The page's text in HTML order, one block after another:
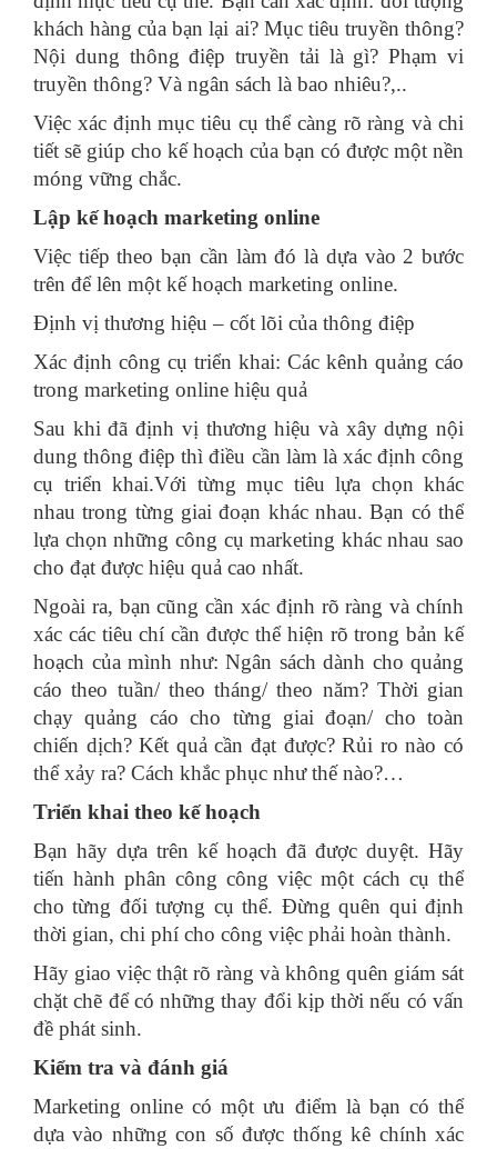
khách hàng của bạn lại ai? Mục tiêu truyền thông?
Nội dung thông điệp truyền tải là gì? Phạm vi
truyền thông? Và ngân sách là bao nhiêu?,..
Việc xác định mục tiêu cụ thể càng rõ ràng và chi
tiết sẽ giúp cho kế hoạch của bạn có được một nền
móng vững chắc.
Lập kế hoạch marketing online
Việc tiếp theo bạn cần làm đó là dựa vào 2 bước
trên để lên một kế hoạch marketing online.
Định vị thương hiệu – cốt lõi của thông điệp
Xác định công cụ triển khai: Các kênh quảng cáo
trong marketing online hiệu quả
Sau khi đã định vị thương hiệu và xây dựng nội
dung thông điệp thì điều cần làm là xác định công
cụ triển khai.Với từng mục tiêu lựa chọn khác
nhau trong từng giai đoạn khác nhau. Bạn có thể
lựa chọn những công cụ marketing khác nhau sao
cho đạt được hiệu quả cao nhất.
Ngoài ra, bạn cũng cần xác định rõ ràng và chính
xác các tiêu chí cần được thể hiện rõ trong bản kế
hoạch của mình như: Ngân sách dành cho quảng
cáo theo tuần/ theo tháng/ theo năm? Thời gian
chạy quảng cáo cho từng giai đoạn/ cho toàn
chiến dịch? Kết quả cần đạt được? Rủi ro nào có
thể xảy ra? Cách khắc phục như thế nào?…
Triển khai theo kế hoạch
Bạn hãy dựa trên kế hoạch đã được duyệt. Hãy
tiến hành phân công công việc một cách cụ thể
cho từng đối tượng cụ thể. Đừng quên qui định
thời gian, chi phí cho công việc phải hoàn thành.
Hãy giao việc thật rõ ràng và không quên giám sát
chặt chẽ để có những thay đổi kịp thời nếu có vấn
đề phát sinh.
Kiểm tra và đánh giá
Marketing online có một ưu điểm là bạn có thể
dựa vào những con số được thống kê chính xác